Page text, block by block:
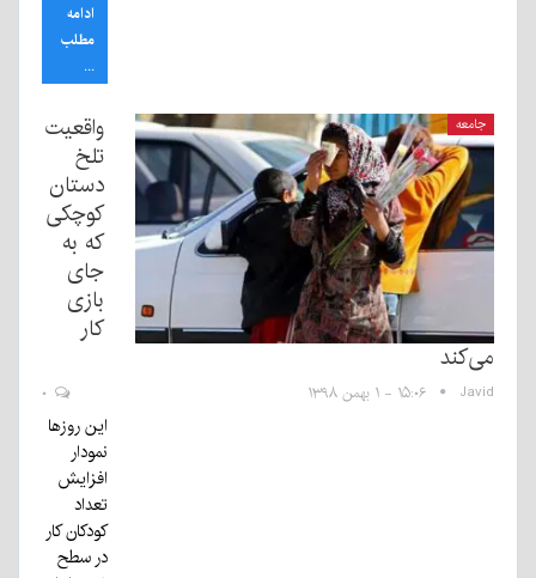
ادامه
مطلب
...
جامعه
واقعیت
تلخ
دستان
کوچکی
که به
جای
بازی
کار
می‌کند
Javid ۱۵:۰۶ - ۱ بهمن ۱۳۹۸
این روزها
نمودار
افزایش
تعداد
کودکان کار
در سطح